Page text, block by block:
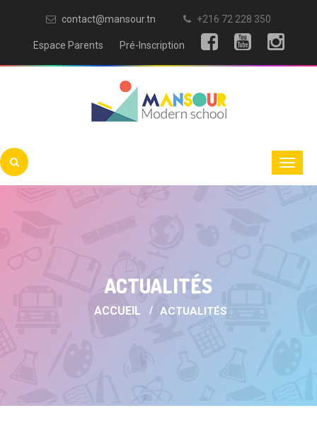
contact@mansour.tn +216 72 228 350
Espace Parents Pré-Inscription
ACTUALITÉS
ACCUEIL ACTUALITÉS